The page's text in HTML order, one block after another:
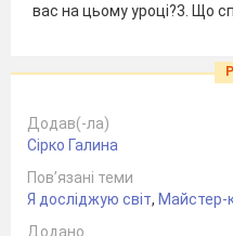
вас на цьому уроці?3. Що
Додав(-ла)
Сірко Галина
Пов’язані теми
Я досліджую світ, Майстер-
Додано